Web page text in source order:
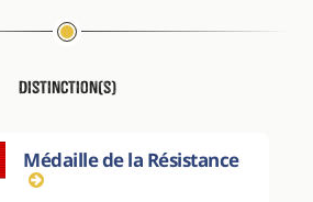
Distinction(s)
Médaille de la Résistance